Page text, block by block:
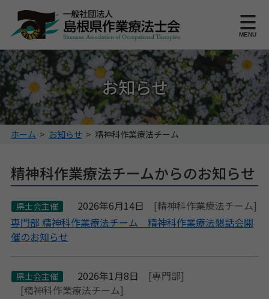
このページの本文へ
MENU
お知らせ
こ
ー
ジ
位
置:
ホーム > お知らせ > 精神科作業療法チーム
精神科作業療法チームからのお知らせ
県士会主催 2026年6月14日
[精神科作業療法チーム]
専門部 精神科作業療法チーム 精神科作業療法懇話会開
催のお知らせ
県士会主催 2026年1月8日
[専門部]
[精神科作業療法チーム]